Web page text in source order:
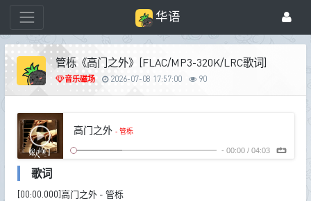
华语
管栎《高门之外》[FLAC/MP3-320K/LRC歌词]
音乐磁场 2026-07-08 17:57:00 90
高门之外 - 管栎
- 00:00/ 04:03
歌词
[00:00.000]高门之外 - 管栎